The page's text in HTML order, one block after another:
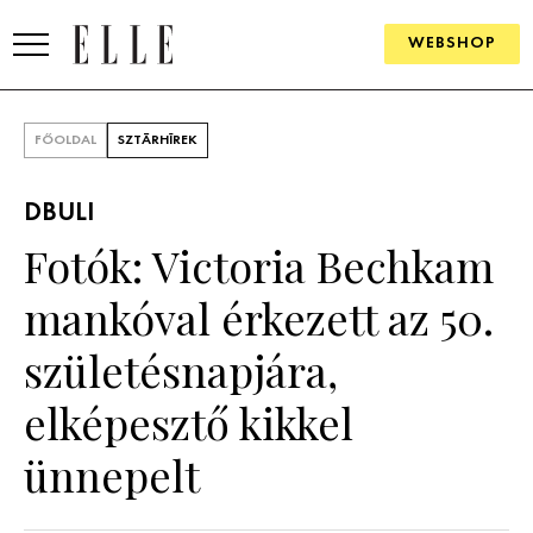
WEBSHOP
SZÉPSÉG
PSZICHÉ
ÉLETMÓD
FŐOLDAL SZTÁRHÍREK
DBULI
Fotók: Victoria Bechkam
mankóval érkezett az 50.
születésnapjára,
elképesztő kikkel
ünnepelt